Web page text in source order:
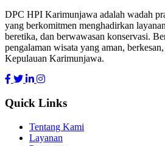
DPC HPI Karimunjawa adalah wadah
yang berkomitmen menghadirkan
beretika, dan berwawasan konservasi.
pengalaman wisata yang aman,
Kepulauan Karimunjawa.
Quick Links
Tentang Kami
Layanan